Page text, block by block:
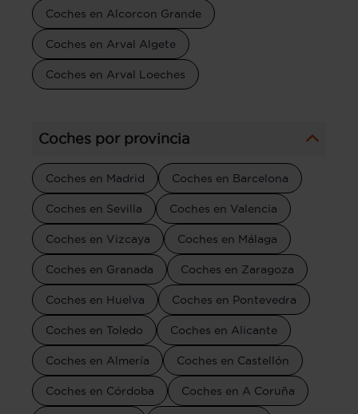
Coches en Alcorcon Grande
Coches en Arval Algete
Coches en Arval Loeches
Coches por provincia
Coches en Madrid Coches en Barcelona
Coches en Sevilla Coches en Valencia
Coches en Vizcaya Coches en Málaga
Coches en Granada Coches en Zaragoza
Coches en Huelva Coches en Pontevedra
Coches en Toledo Coches en Alicante
Coches en Almería Coches en Castellón
Coches en Córdoba Coches en A Coruña